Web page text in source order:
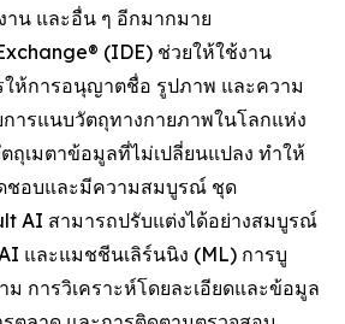
น และอื่น ๆ อีกมากมาย
(IDE) ช่วยให้ใช้งาน
ให้การอนุญาตชื่อ รูปภาพ และความ
ารแนบวัตถุทางกายภาพในโลกแห่ง
ถุเมตาข้อมูลที่ไม่เปลี่ยนแปลง ทำให้
ชอบและมีความสมบูรณ์ ชุด
AI สามารถปรับแต่งได้อย่างสมบูรณ์
และแมชชีนเลิร์นนิง (ML) การบู
การวิเคราะห์โดยละเอียดและข้อมูล